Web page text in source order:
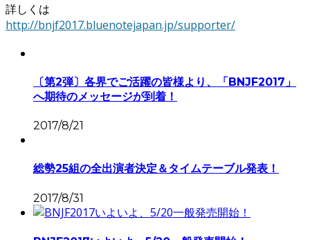
詳しくは
http://bnjf2017.bluenotejapan.jp/supporter/
〔第2弾〕各界でご活躍の皆様より、「BNJF2017」
へ期待のメッセージが到着！
2017/8/21
総勢25組の全出演者決定＆タイムテーブル発表！
2017/8/31